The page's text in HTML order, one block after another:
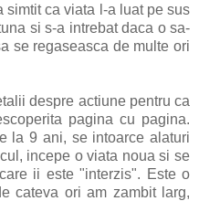
simtit ca viata l-a luat pe sus
si s-a intrebat daca o sa-
se regaseasca de multe ori
despre actiune pentru ca
pagina cu pagina.
la 9 ani, se intoarce alaturi
incepe o viata noua si se
ii este "interzis". Este o
cateva ori am zambit larg,